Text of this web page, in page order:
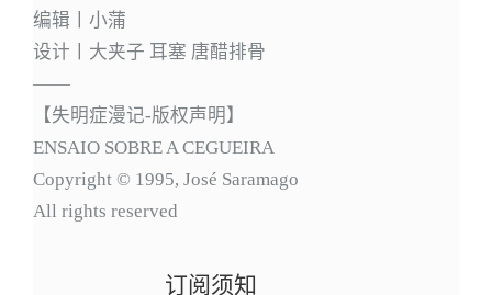
编辑丨小蒲
设计丨大夹子 耳塞 唐醋排骨
——
【失明症漫记-版权声明】
ENSAIO SOBRE A CEGUEIRA
Copyright © 1995, José Saramago
All rights reserved
订阅须知